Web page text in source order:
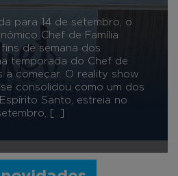
para 14 de setembro, o
Chef de Família
de semana dos
temporada do Chef de
a começar. O reality show
consolidou como um dos
Santo, estreia no
[…]